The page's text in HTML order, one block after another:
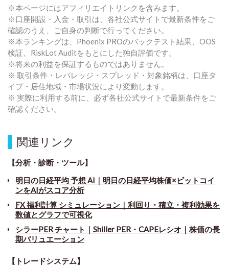
※本ページにはアフィリエイトリンクを含みます。
※口座開設・入金・取引は、各社公式サイトで最新条件をご
確認のうえ、ご自身の判断で行ってください。
※本ランキングは、Phoenix PROのバックテスト結果、OOS
検証、RiskLot Auditをもとにした独自評価です。
※将来の利益を保証するものではありません。
※ 取引条件・レバレッジ・スプレッド・対象銘柄は、口座タ
イプ・居住地域・市場状況により変動します。
※ 実際に利用する前に、必ず各社公式サイトで最新条件をご
確認ください。
関連リンク
【分析・診断・ツール】
明日の日経平均 予想 AI｜明日の日経平均株価×ビットコイ
ンをAIがスコア分析
FX 福利計算 シミュレーション｜利回り・積立・複利効果を
数値とグラフで可視化
シラーPER チャート ｜ Shiller PER・CAPEレシオ｜株価の長
期バリュエーション
【トレードシステム】